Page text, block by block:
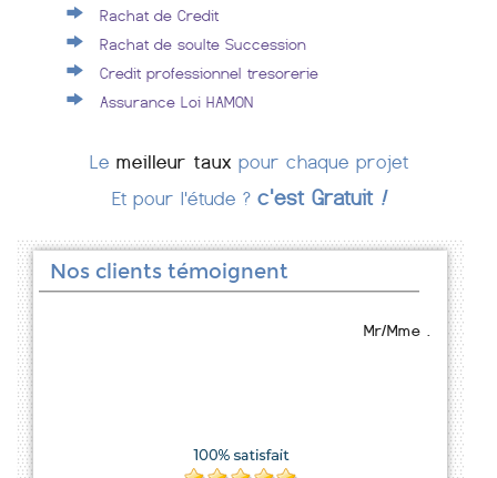
Rachat de Credit
Rachat de soulte Succession
Credit professionnel tresorerie
Assurance Loi HAMON
Le meilleur taux pour chaque projet
Et pour l'étude ? c'est Gratuit !
Nos clients témoignent
Mr/Mme .